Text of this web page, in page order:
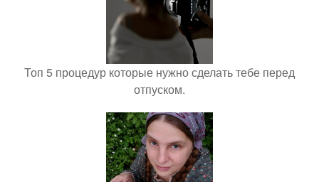
Топ 5 процедур которые нужно сделать тебе перед
отпуском.